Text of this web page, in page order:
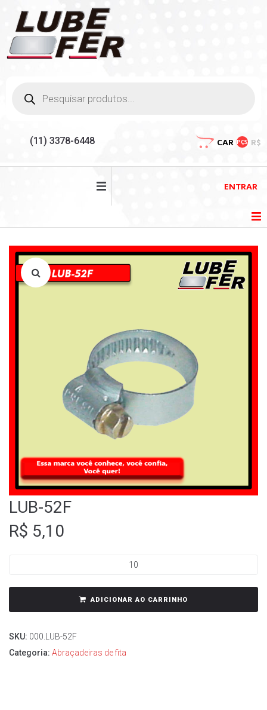
(11) 3378-6448 CAR PÇS R$
LOJA
ENTRAR
LUB-52F
R$ 5,10
ADICIONAR AO CARRINHO
SKU: 000.LUB-52F
Categoria: Abraçadeiras de fita